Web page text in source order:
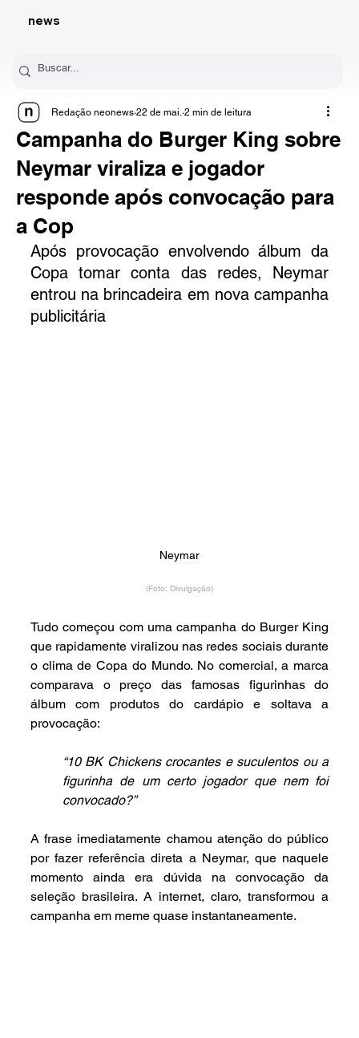
news
Campanha do Burger King sobre
Neymar viraliza e jogador
responde após convocação para
a Cop
Redação neonews 22 de mai. 2 min de leitura
Após provocação envolvendo álbum da
Copa tomar conta das redes, Neymar
entrou na brincadeira em nova campanha
publicitária
Neymar
(Foto: Divulgação)
Tudo começou com uma campanha do Burger King
que rapidamente viralizou nas redes sociais durante
o clima de Copa do Mundo. No comercial, a marca
comparava o preço das famosas figurinhas do
álbum com produtos do cardápio e soltava a
provocação:
“10 BK Chickens crocantes e suculentos ou a
figurinha de um certo jogador que nem foi
convocado?”
A frase imediatamente chamou atenção do público
por fazer referência direta a Neymar, que naquele
momento ainda era dúvida na convocação da
seleção brasileira. A internet, claro, transformou a
campanha em meme quase instantaneamente.